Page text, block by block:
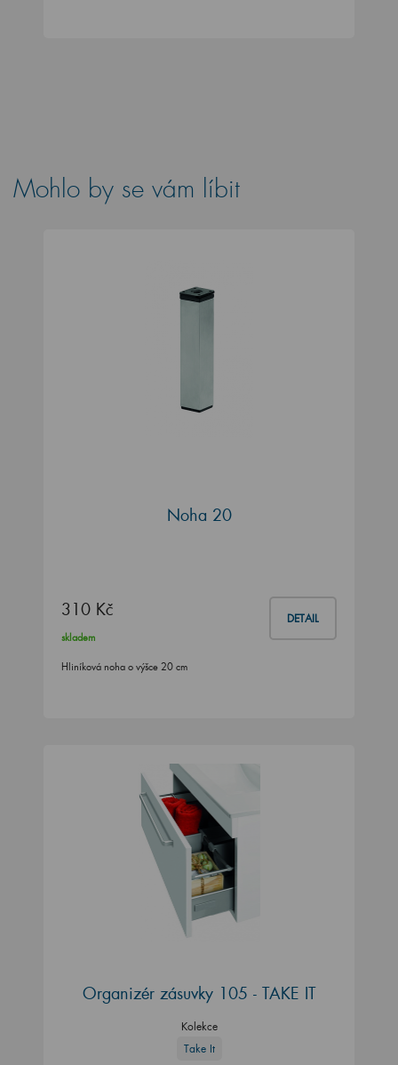
Mohlo by se vám líbit
Noha 20
310 Kč DETAIL
skladem
Hliníková noha o výšce 20 cm
Organizér zásuvky 105 - TAKE IT
Kolekce
Take It